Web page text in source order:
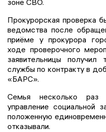
зоне СВО.
Прокурорская проверка
ведомства после
приёме у прокурора
ходе проверочного
заявительницы
службы по контракту в
«БАРС».
Семья несколько раз
управление социальной
положенную
отказывали.